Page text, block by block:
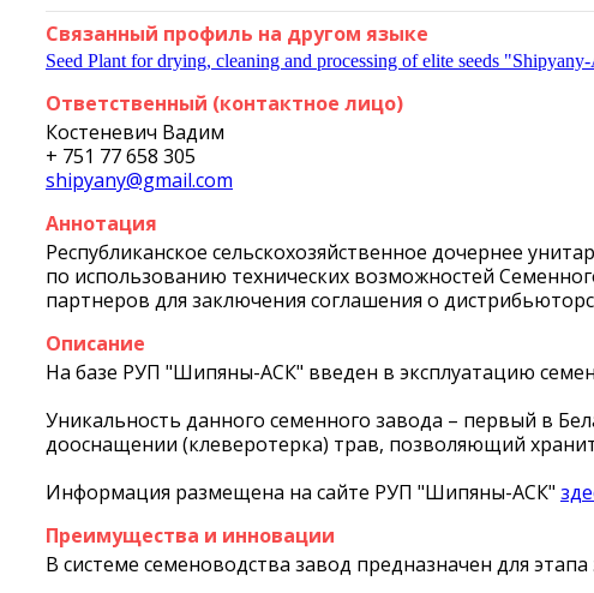
Связанный профиль на другом языке
Seed Plant for drying, cleaning and processing of elite seeds
Ответственный (контактное лицо)
Костеневич Вадим
+ 751 77 658 305
shipyany@gmail.com
Аннотация
Республиканское сельскохозяйственное дочернее
по использованию технических возможностей
партнеров для заключения соглашения о
Описание
На базе РУП "Шипяны-АСК" введен в эксплуатацию
Уникальность данного семенного завода – первый в
дооснащении (клеверотерка) трав, позволяющий
Информация размещена на сайте РУП "Шипяны-АСК"
Преимущества и инновации
В системе семеноводства завод предназначен для